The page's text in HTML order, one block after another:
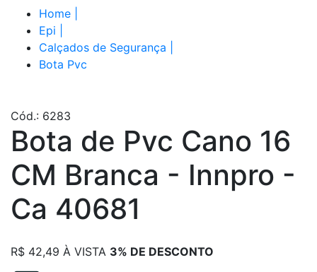
Home
Epi
Calçados de Segurança
Bota Pvc
Cód.: 6283
Bota de Pvc Cano 16
CM Branca - Innpro -
Ca 40681
R$ 42,49 À VISTA 3% DE DESCONTO